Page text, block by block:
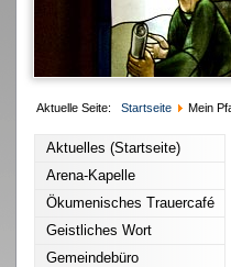
Aktuelle Seite: Startseite Mein
Aktuelles (Startseite)
Arena-Kapelle
Ökumenisches Trauercafé
Geistliches Wort
Gemeindebüro